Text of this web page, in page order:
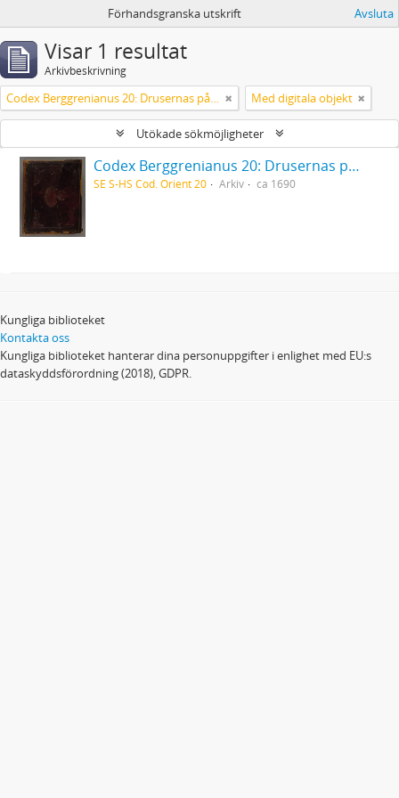
Förhandsgranska utskrift Avsluta
Visar 1 resultat
Arkivbeskrivning
Codex Berggrenianus 20: Drusernas på Libanon heliga bok Med digitala objekt
Utökade sökmöjligheter
Codex Berggrenianus 20: Drusernas på Libanon heliga bok
SE S-HS Cod. Orient 20 Arkiv ca 1690
Kungliga biblioteket
Kontakta oss
Kungliga biblioteket hanterar dina personuppgifter i enlighet med EU:s
dataskyddsförordning (2018), GDPR.